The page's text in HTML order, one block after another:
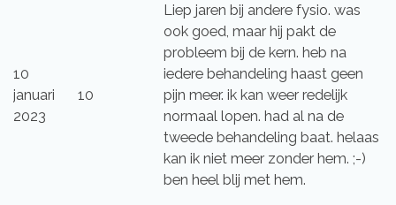
10
januari
2023
10
Liep jaren bij andere fysio. was
ook goed, maar hij pakt de
probleem bij de kern. heb na
iedere behandeling haast geen
pijn meer. ik kan weer redelijk
normaal lopen. had al na de
tweede behandeling baat. helaas
kan ik niet meer zonder hem. ;-)
ben heel blij met hem.